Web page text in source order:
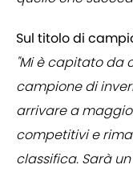
Sul titolo di
"Mi è capitato da
campione di
arrivare a
competitivi e
classifica. Sarà